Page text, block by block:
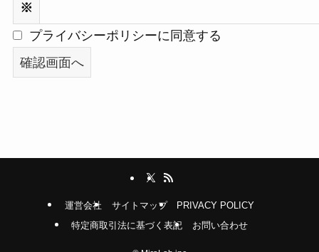
※
プライバシーポリシーに同意する
運営会社 サイトマップ
PRIVACY POLICY
特定商取引法に基づく表記
お問い合わせ